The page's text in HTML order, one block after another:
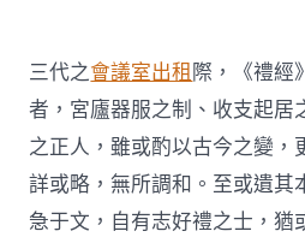
三代之會議室出租際，《禮經
者，宮廬器服之制、收支起居
之正人，雖或酌以古今之變，
詳或略，無所調和。至或遺其
急于文，自有志好禮之士，猶